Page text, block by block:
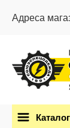
Адреса
Каталог